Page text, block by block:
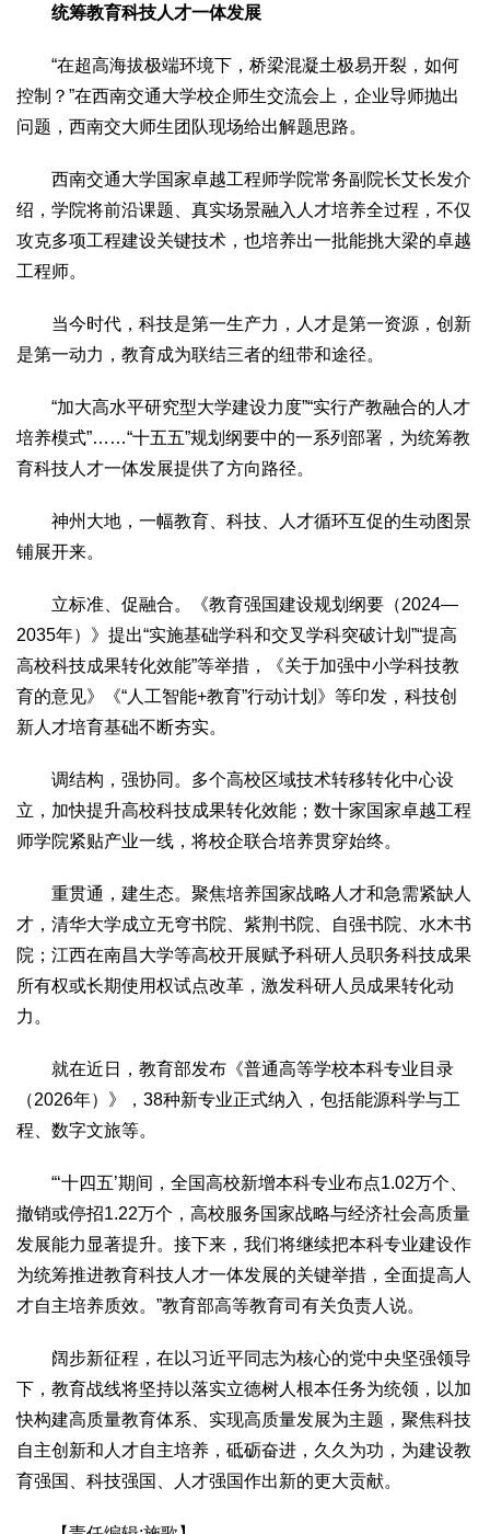
统筹教育科技人才一体发展
“在超高海拔极端环境下，桥梁混凝土极易开裂，如何
控制？”在西南交通大学校企师生交流会上，企业导师抛出
问题，西南交大师生团队现场给出解题思路。
西南交通大学国家卓越工程师学院常务副院长艾长发介
绍，学院将前沿课题、真实场景融入人才培养全过程，不仅
攻克多项工程建设关键技术，也培养出一批能挑大梁的卓越
工程师。
当今时代，科技是第一生产力，人才是第一资源，创新
是第一动力，教育成为联结三者的纽带和途径。
“加大高水平研究型大学建设力度”“实行产教融合的人才
培养模式”……“十五五”规划纲要中的一系列部署，为统筹教
育科技人才一体发展提供了方向路径。
神州大地，一幅教育、科技、人才循环互促的生动图景
铺展开来。
立标准、促融合。《教育强国建设规划纲要（2024—
2035年）》提出“实施基础学科和交叉学科突破计划”“提高
高校科技成果转化效能”等举措，《关于加强中小学科技教
育的意见》《“人工智能+教育”行动计划》等印发，科技创
新人才培育基础不断夯实。
调结构，强协同。多个高校区域技术转移转化中心设
立，加快提升高校科技成果转化效能；数十家国家卓越工程
师学院紧贴产业一线，将校企联合培养贯穿始终。
重贯通，建生态。聚焦培养国家战略人才和急需紧缺人
才，清华大学成立无穹书院、紫荆书院、自强书院、水木书
院；江西在南昌大学等高校开展赋予科研人员职务科技成果
所有权或长期使用权试点改革，激发科研人员成果转化动
力。
就在近日，教育部发布《普通高等学校本科专业目录
（2026年）》，38种新专业正式纳入，包括能源科学与工
程、数字文旅等。
“‘十四五’期间，全国高校新增本科专业布点1.02万个、
撤销或停招1.22万个，高校服务国家战略与经济社会高质量
发展能力显著提升。接下来，我们将继续把本科专业建设作
为统筹推进教育科技人才一体发展的关键举措，全面提高人
才自主培养质效。”教育部高等教育司有关负责人说。
阔步新征程，在以习近平同志为核心的党中央坚强领导
下，教育战线将坚持以落实立德树人根本任务为统领，以加
快构建高质量教育体系、实现高质量发展为主题，聚焦科技
自主创新和人才自主培养，砥砺奋进，久久为功，为建设教
育强国、科技强国、人才强国作出新的更大贡献。